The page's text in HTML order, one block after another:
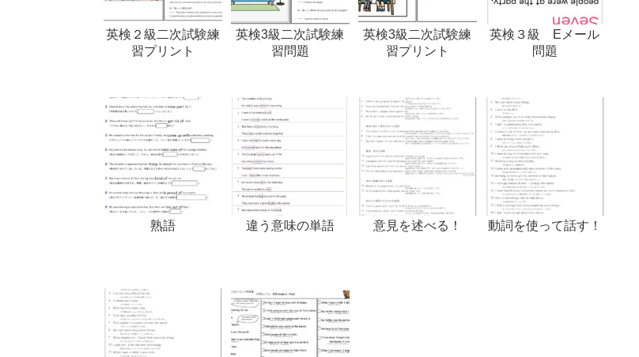
英検２級二次試験練
習プリント
英検3級二次試験練
習問題
英検3級二次試験練
習プリント
英検３級 Eメール
問題
熟語 違う意味の単語 意見を述べる！ 動詞を使って話す！